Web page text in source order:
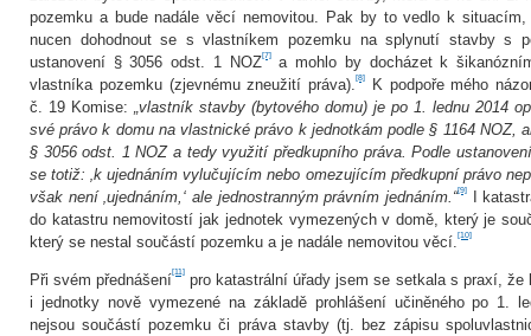
pozemku a bude nadále věcí nemovitou. Pak by to vedlo k
nucen dohodnout se s vlastníkem pozemku na splynutí stavby s
ustanovení § 3056 odst. 1 NOZ[7]a mohlo by docházet k
vlastníka pozemku (zjevnému zneužití práva). [8]
K podpoře mého
č. 19 Komise:
„vlastník stavby (bytového domu) je po 1. lednu 2014
své právo k domu na vlastnické právo k jednotkám podle § 1164 NOZ,
§ 3056 odst. 1 NOZ a tedy využití předkupního práva. Podle
se totiž: ‚k ujednáním vylučujícím nebo omezujícím předkupní právo
však není ‚ujednáním,‘ ale jednostranným právním jednáním.“[9]
I
do katastru nemovitostí jak jednotek vymezených v domě, který je
který se nestal součástí pozemku a je nadále nemovitou věcí. [10]
Při svém přednášení[11] pro katastrální úřady jsem se setkala s praxí,
i jednotky nově vymezené na základě prohlášení učiněného po 1.
nejsou součástí pozemku či práva stavby (tj. bez zápisu